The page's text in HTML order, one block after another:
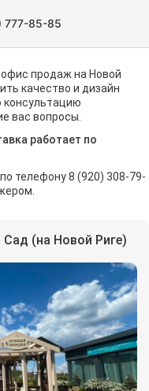
777-85-85
продаж на Новой
качество и дизайн
консультацию
вас вопросы.
работает по
телефону 8 (920) 308-79-
(на Новой Риге)